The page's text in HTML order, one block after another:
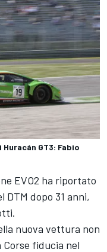
GT3: Fabio
EVO2 ha riportato
DTM dopo 31 anni,
nuova vettura non
Corse fiducia nel